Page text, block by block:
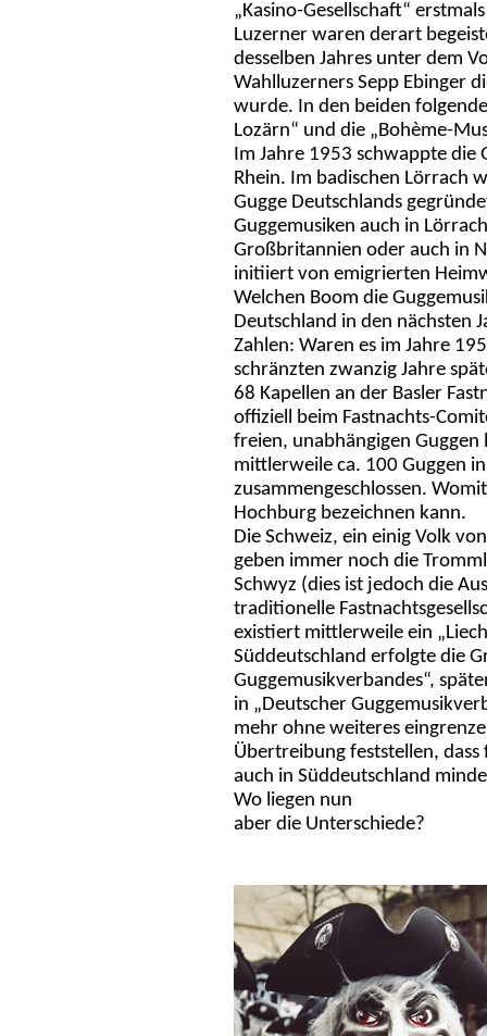
„Kasino-Gesellschaft“
Luzerner waren derart
desselben Jahres unter dem
Wahlluzerners Sepp Ebinger
wurde. In den beiden
Lozärn“ und die „Bohème-
Im Jahre 1953 schwappte die
Rhein. Im badischen Lörrach
Gugge Deutschlands
Guggemusiken auch in
Großbritannien oder auch in
initiiert von emigrierten
Welchen Boom die
Deutschland in den nächsten
Zahlen: Waren es im Jahre
schränzten zwanzig Jahre
68 Kapellen an der Basler
offiziell beim Fastnachts-
freien, unabhängigen
mittlerweile ca. 100 Guggen
zusammengeschlossen.
Hochburg bezeichnen kann.
Die Schweiz, ein einig Volk
geben immer noch die
Schwyz (dies ist jedoch die
traditionelle
existiert mittlerweile ein
Süddeutschland erfolgte die
Guggemusikverbandes“,
in „Deutscher
mehr ohne weiteres
Übertreibung feststellen,
auch in Süddeutschland
Wo liegen nun
aber die Unterschiede?